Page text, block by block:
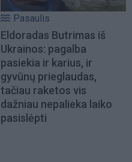
Pasaulis
Eldoradas Butrimas iš
Ukrainos: pagalba
pasiekia ir karius, ir
gyvūnų prieglaudas,
tačiau raketos vis
dažniau nepalieka laiko
pasislėpti